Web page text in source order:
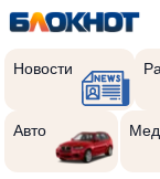
Новости
Авто